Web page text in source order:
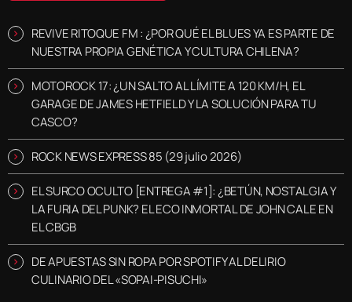
REVIVE RITOQUE FM : ¿POR QUÉ EL BLUES YA ES PARTE DE
NUESTRA PROPIA GENÉTICA Y CULTURA CHILENA?
MOTOROCK 17: ¿UN SALTO AL LÍMITE A 120 KM/H, EL
GARAGE DE JAMES HETFIELD Y LA SOLUCIÓN PARA TU
CASCO?
ROCK NEWS EXPRESS 85 (29 julio 2026)
EL SURCO OCULTO [ENTREGA #1]: ¿BETÚN, NOSTALGIA Y
LA FURIA DEL PUNK? EL ECO INMORTAL DE JOHN CALE EN
EL CBGB
DE APUESTAS SIN ROPA POR SPOTIFY AL DELIRIO
CULINARIO DEL «SOPAI-PISUCHI»